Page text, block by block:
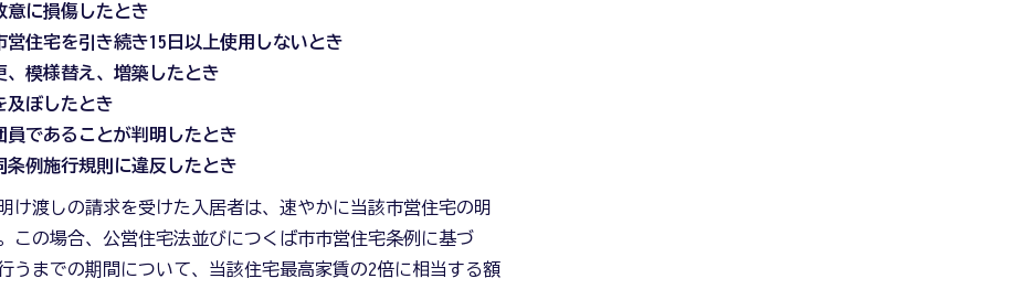
意に損傷したとき
住宅を引き続き15日以上使用しないとき
模様替え、増築したとき
及ぼしたとき
員であることが判明したとき
条例施行規則に違反したとき
け渡しの請求を受けた入居者は、速やかに当該市営住宅の明
この場合、公営住宅法並びにつくば市市営住宅条例に基づ
うまでの期間について、当該住宅最高家賃の2倍に相当する額